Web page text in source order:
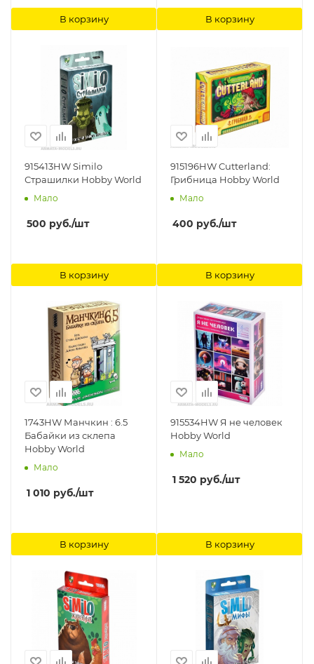
В корзину В корзину
915413HW Similo
Страшилки Hobby World
Мало
500 руб./шт
В корзину
915196HW Cutterland:
Грибница Hobby World
Мало
400 руб./шт
В корзину
1743HW Манчкин : 6.5
Бабайки из склепа
Hobby World
Мало
1 010 руб./шт
В корзину
915534HW Я не человек
Hobby World
Мало
1 520 руб./шт
В корзину